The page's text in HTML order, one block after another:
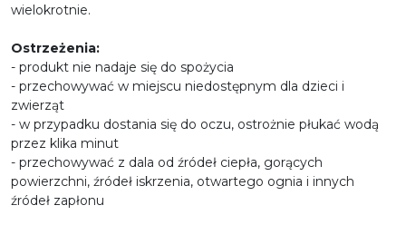
wielokrotnie.
Ostrzeżenia:
- produkt nie nadaje się do spożycia
- przechowywać w miejscu niedostępnym dla dzieci i
zwierząt
- w przypadku dostania się do oczu, ostrożnie płukać wodą
przez klika minut
- przechowywać z dala od źródeł ciepła, gorących
powierzchni, źródeł iskrzenia, otwartego ognia i innych
źródeł zapłonu